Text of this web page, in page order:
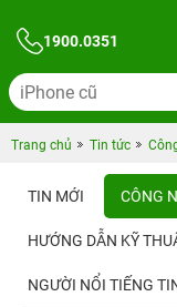
1900.0351
Trang chủ Tin tức
TIN MỚI CÔNG
HƯỚNG DẪN KỸ
NGƯỜI NỔI TIẾNG